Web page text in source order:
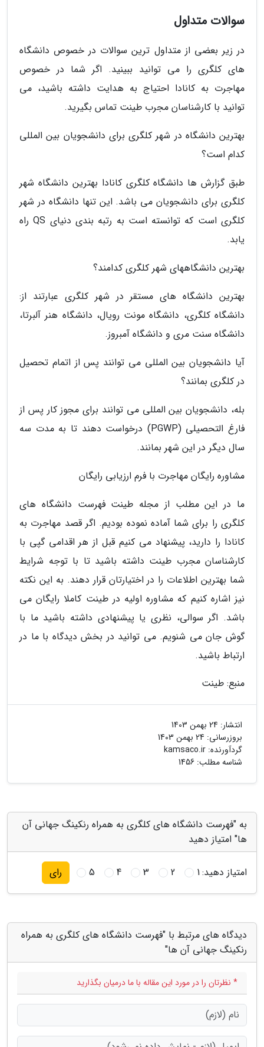
سوالات متداول
در زیر بعضی از متداول ترین سوالات در خصوص دانشگاه
های کلگری را می توانید ببینید. اگر شما در خصوص
مهاجرت به کانادا احتیاج به هدایت داشته باشید، می
توانید با کارشناسان مجرب طینت تماس بگیرید.
بهترین دانشگاه در شهر کلگری برای دانشجویان بین المللی
کدام است؟
طبق گزارش ها دانشگاه کلگری کانادا بهترین دانشگاه شهر
کلگری برای دانشجویان می باشد. این تنها دانشگاه در شهر
کلگری است که توانسته است به رتبه بندی دنیای QS راه
یابد.
بهترین دانشگاههای شهر کلگری کدامند؟
بهترین دانشگاه های مستقر در شهر کلگری عبارتند از:
دانشگاه کلگری، دانشگاه مونت رویال، دانشگاه هنر آلبرتا،
دانشگاه سنت مری و دانشگاه آمبروز.
آیا دانشجویان بین المللی می توانند پس از اتمام تحصیل
در کلگری بمانند؟
بله، دانشجویان بین المللی می توانند برای مجوز کار پس از
فارغ التحصیلی (PGWP) درخواست دهند تا به مدت سه
سال دیگر در این شهر بمانند.
مشاوره رایگان مهاجرت با فرم ارزیابی رایگان
ما در این مطلب از مجله طینت فهرست دانشگاه های
کلگری را برای شما آماده نموده بودیم. اگر قصد مهاجرت به
کانادا را دارید، پیشنهاد می کنیم قبل از هر اقدامی گپی با
کارشناسان مجرب طینت داشته باشید تا با توجه شرایط
شما بهترین اطلاعات را در اختیارتان قرار دهند. به این نکته
نیز اشاره کنیم که مشاوره اولیه در طینت کاملا رایگان می
باشد. اگر سوالی، نظری یا پیشنهادی داشته باشید ما با
گوش جان می شنویم. می توانید در بخش دیدگاه با ما در
ارتباط باشید.
منبع: طینت
انتشار: 24 بهمن 1403
بروزرسانی: 24 بهمن 1403
گردآورنده: kamsaco.ir
شناسه مطلب: 1456
به "فهرست دانشگاه های کلگری به همراه رنکینگ جهانی آن
ها" امتیاز دهید
امتیاز دهید:1
2
3
4
5 رای
دیدگاه های مرتبط با "فهرست دانشگاه های کلگری به همراه
رنکینگ جهانی آن ها"
* نظرتان را در مورد این مقاله با ما درمیان بگذارید